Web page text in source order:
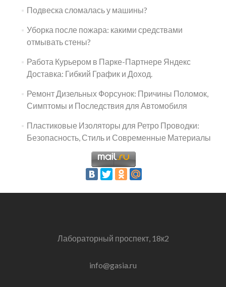
Подвеска сломалась у машины?
Уборка после пожара: какими средствами
отмывать стены?
Работа Курьером в Парке-Партнере Яндекс
Доставка: Гибкий График и Доход.
Ремонт Дизельных Форсунок: Причины Поломок,
Симптомы и Последствия для Автомобиля
Пластиковые Изоляторы для Ретро Проводки:
Безопасность, Стиль и Современные Материалы
Лабораторный проспект, 18к2
info@gasia.ru